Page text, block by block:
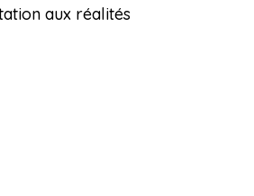
aux réalités